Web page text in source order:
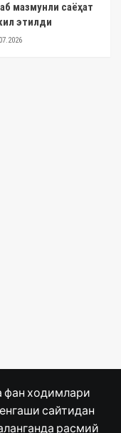
мазмунли саёҳат
этилди
фан ходимлари
сайтидан
расмий